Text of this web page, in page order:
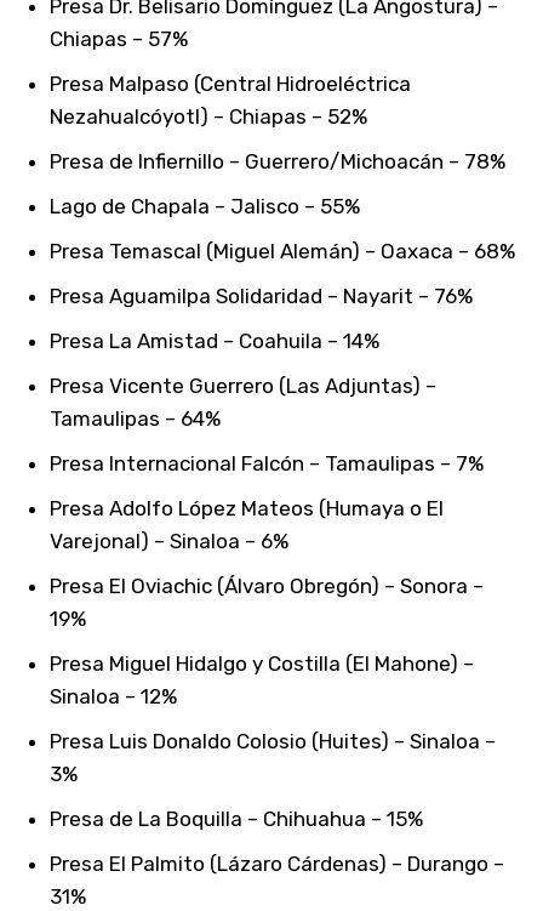
Presa Dr. Belisario Domínguez (La Angostura) –
Chiapas – 57%
Presa Malpaso (Central Hidroeléctrica
Nezahualcóyotl) – Chiapas – 52%
Presa de Infiernillo – Guerrero/Michoacán – 78%
Lago de Chapala – Jalisco – 55%
Presa Temascal (Miguel Alemán) – Oaxaca – 68%
Presa Aguamilpa Solidaridad – Nayarit – 76%
Presa La Amistad – Coahuila – 14%
Presa Vicente Guerrero (Las Adjuntas) –
Tamaulipas – 64%
Presa Internacional Falcón – Tamaulipas – 7%
Presa Adolfo López Mateos (Humaya o El
Varejonal) – Sinaloa – 6%
Presa El Oviachic (Álvaro Obregón) – Sonora –
19%
Presa Miguel Hidalgo y Costilla (El Mahone) –
Sinaloa – 12%
Presa Luis Donaldo Colosio (Huites) – Sinaloa –
3%
Presa de La Boquilla – Chihuahua – 15%
Presa El Palmito (Lázaro Cárdenas) – Durango –
31%